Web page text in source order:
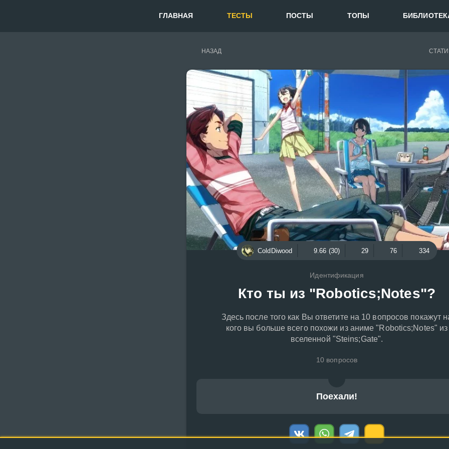
ГЛАВНАЯ ТЕСТЫ ПОСТЫ ТОПЫ
НАЗАД
ColdDiwood 9.66 (30) 29 76 334
Идентификация
Кто ты из "Robotics;Notes"?
Здесь после того как Вы ответите на 10 вопросов покажут
кого вы больше всего похожи из аниме "Robotics;Notes" из
вселенной "Steins;Gate".
10 вопросов
Поехали!